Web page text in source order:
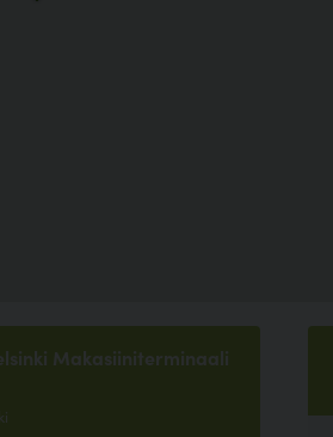
Makasiiniterminaali